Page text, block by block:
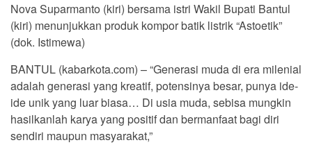
Nova Suparmanto (kiri) bersama istri Wakil Bupati Bantul
(kiri) menunjukkan produk kompor batik listrik “Astoetik”
(dok. Istimewa)
BANTUL (kabarkota.com) – “Generasi muda di era milenial
adalah generasi yang kreatif, potensinya besar, punya ide-
ide unik yang luar biasa… Di usia muda, sebisa mungkin
hasilkanlah karya yang positif dan bermanfaat bagi diri
sendiri maupun masyarakat,”